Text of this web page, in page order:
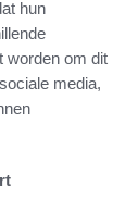
hun
worden om dit
media,